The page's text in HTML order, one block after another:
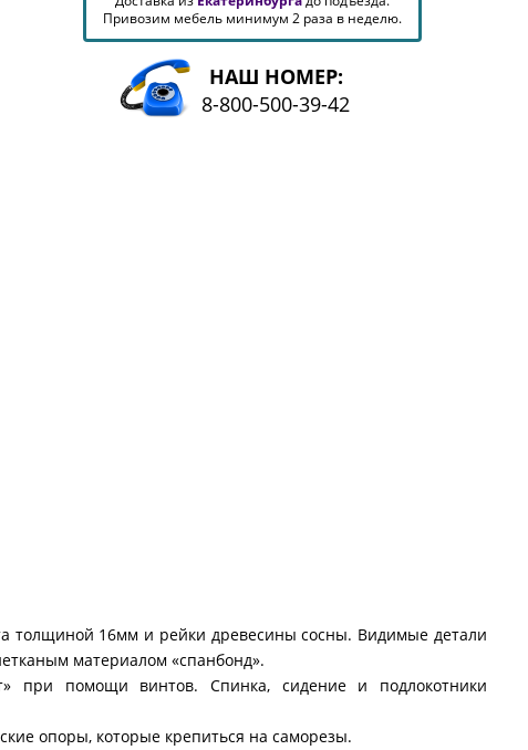
Привозим мебель минимум 2 раза в неделю.
НАШ НОМЕР:
8-800-500-39-42
толщиной 16мм и рейки древесины сосны. Видимые детали
материалом «спанбонд».
при помощи винтов. Спинка, сидение и подлокотники
опоры, которые крепиться на саморезы.